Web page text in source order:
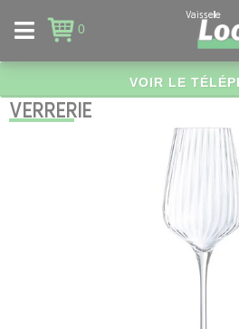
0
Vaisselle
VOIR LE
VERRERIE
Panneau de gestion des cookies